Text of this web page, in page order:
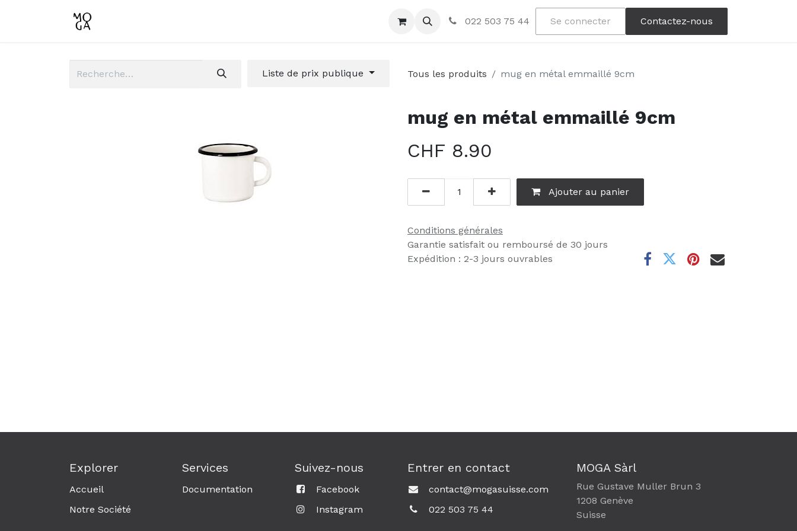
022 503 75 44 Se connecter Contactez-nous
Liste de prix publique Tous les produits mug en métal emmaillé 9cm
mug en métal emmaillé 9cm
CHF 8.90
Ajouter au panier
Conditions générales
Garantie satisfait ou remboursé de 30 jours
Expédition : 2-3 jours ouvrables
Explorer
Accueil
Notre Société
Services
Documentation
Suivez-nous
Facebook
Instagram
Entrer en contact
contact@mogasuisse.com​
022 503 75 44
MOGA Sàrl
Rue Gustave Muller Brun 3
1208 Genève
Suisse